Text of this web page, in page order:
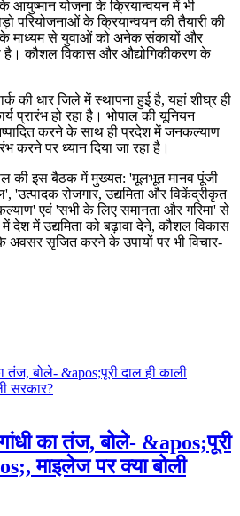
आयुष्मान योजना के क्रियान्वयन में भी
परियोजनाओं के क्रियान्वयन की तैयारी की
के माध्यम से युवाओं को अनेक संकायों और
है। कौशल विकास और औद्योगिकीकरण के
की धार जिले में स्थापना हुई है, यहां शीघ्र ही
प्रारंभ हो रहा है। भोपाल की यूनियन
करने के साथ ही प्रदेश में जनकल्याण
करने पर ध्यान दिया जा रहा है।
की इस बैठक में मुख्यत: 'मूलभूत मानव पूंजी
'उत्पादक रोजगार, उद्यमिता और विकेंद्रीकृत
एवं 'सभी के लिए समानता और गरिमा' से
देश में उद्यमिता को बढ़ावा देने, कौशल विकास
अवसर सृजित करने के उपायों पर भी विचार-
का तंज, बोले- &apos;पूरी
माइलेज पर क्या बोली